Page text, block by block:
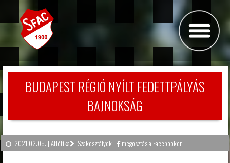
BUDAPEST RÉGIÓ NYÍLT FEDETTPÁLYÁS
BAJNOKSÁG
2021.02.05. | Atlétika Szakosztályok| megosztás a Facebookon